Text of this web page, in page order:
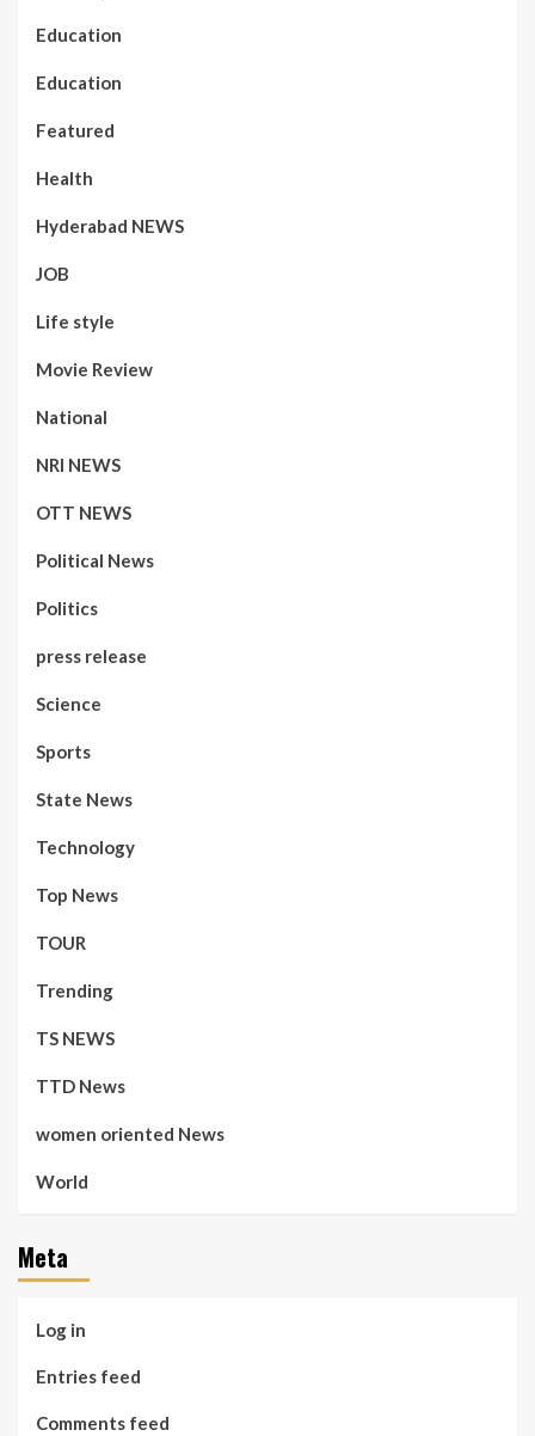
Education
Education
Featured
Health
Hyderabad NEWS
JOB
Life style
Movie Review
National
NRI NEWS
OTT NEWS
Political News
Politics
press release
Science
Sports
State News
Technology
Top News
TOUR
Trending
TS NEWS
TTD News
women oriented News
World
Meta
Log in
Entries feed
Comments feed